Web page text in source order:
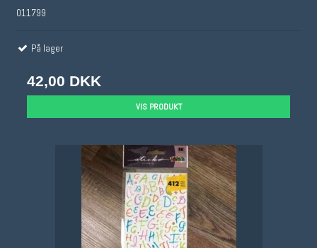
011799
På lager
42,00 DKK
VIS PRODUKT